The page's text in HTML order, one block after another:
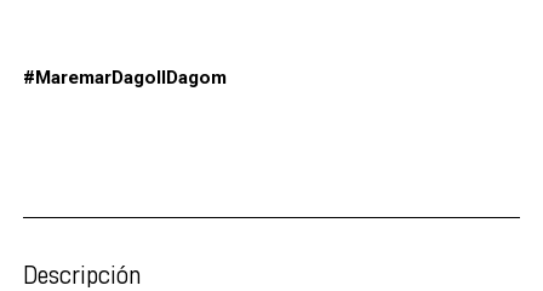
#MaremarDagollDagom
Descripción